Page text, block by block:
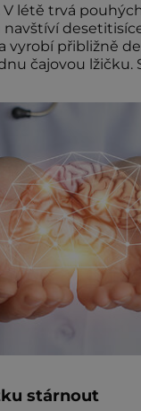
létě trvá
vyrobí přibližně
čajovou lžičku.
příslušnic
stárnout